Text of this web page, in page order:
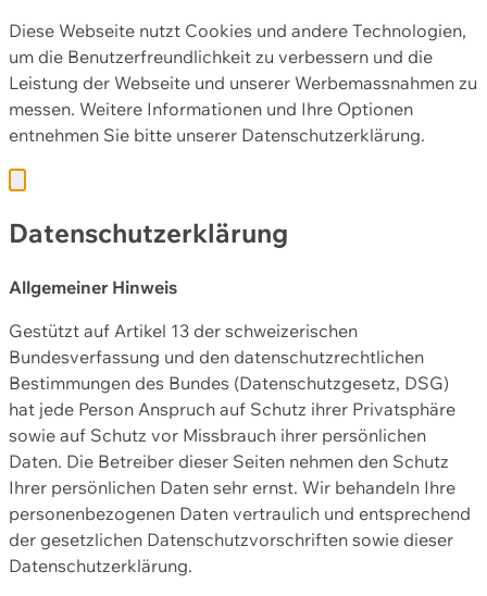
Diese Webseite nutzt Cookies und andere Technologien,
um die Benutzerfreundlichkeit zu verbessern und die
Leistung der Webseite und unserer Werbemassnahmen zu
messen. Weitere Informationen und Ihre Optionen
entnehmen Sie bitte unserer Datenschutzerklärung.
Datenschutzerklärung
Allgemeiner Hinweis
Gestützt auf Artikel 13 der schweizerischen
Bundesverfassung und den datenschutzrechtlichen
Bestimmungen des Bundes (Datenschutzgesetz, DSG)
hat jede Person Anspruch auf Schutz ihrer Privatsphäre
sowie auf Schutz vor Missbrauch ihrer persönlichen
Daten. Die Betreiber dieser Seiten nehmen den Schutz
Ihrer persönlichen Daten sehr ernst. Wir behandeln Ihre
personenbezogenen Daten vertraulich und entsprechend
der gesetzlichen Datenschutzvorschriften sowie dieser
Datenschutzerklärung.